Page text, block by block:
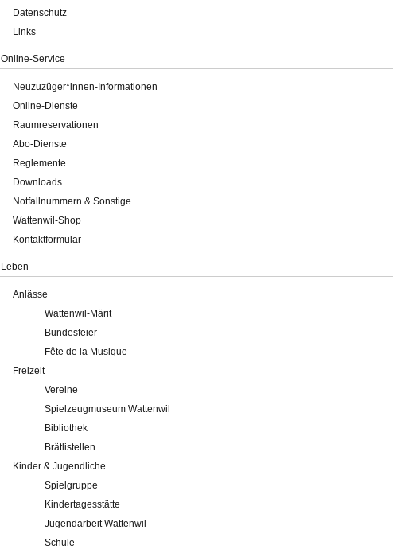
Datenschutz
Links
Online-Service
Neuzuzüger*innen-Informationen
Online-Dienste
Raumreservationen
Abo-Dienste
Reglemente
Downloads
Notfallnummern & Sonstige
Wattenwil-Shop
Kontaktformular
Leben
Anlässe
Wattenwil-Märit
Bundesfeier
Fête de la Musique
Freizeit
Vereine
Spielzeugmuseum Wattenwil
Bibliothek
Brätlistellen
Kinder & Jugendliche
Spielgruppe
Kindertagesstätte
Jugendarbeit Wattenwil
Schule